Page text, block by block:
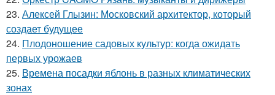
23. Алексей Глызин: Московский архитектор, который
создает будущее
24. Плодоношение садовых культур: когда ожидать
первых урожаев
25. Времена посадки яблонь в разных климатических
зонах